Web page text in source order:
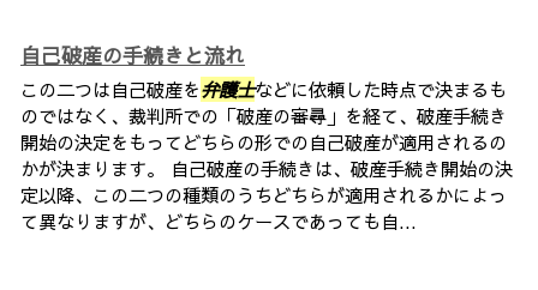
自己破産の手続きと流れ
この二つは自己破産を弁護士などに依頼した時点で決まるも
のではなく、裁判所での「破産の審尋」を経て、破産手続き
開始の決定をもってどちらの形での自己破産が適用されるの
かが決まります。 自己破産の手続きは、破産手続き開始の決
定以降、この二つの種類のうちどちらが適用されるかによっ
て異なりますが、どちらのケースであっても自...